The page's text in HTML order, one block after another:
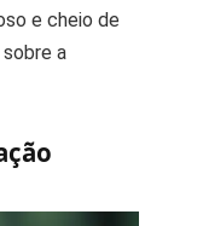
e cheio de
a